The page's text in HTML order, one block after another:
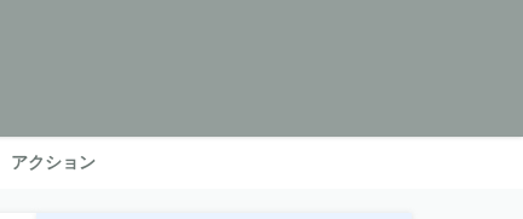
アクション